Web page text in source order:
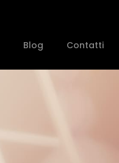
Blog Contatti